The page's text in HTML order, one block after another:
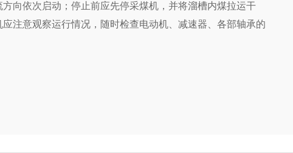
向依次启动；停止前应先停采煤机，并将溜槽内煤拉运干
注意观察运行情况，随时检查电动机、减速器、各部轴承的